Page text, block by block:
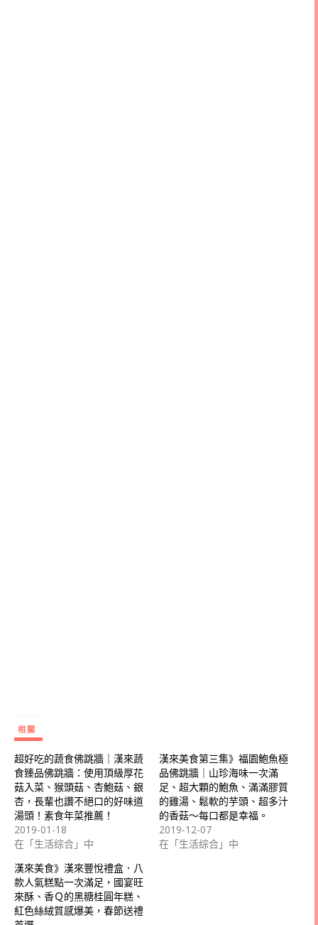
相關
超好吃的蔬食佛跳牆｜漢來蔬
食臻品佛跳牆：使用頂級厚花
菇入菜、猴頭菇、杏鮑菇、銀
杏，長輩也讚不絕口的好味道
湯頭！素食年菜推薦！
2019-01-18
在「生活综合」中
漢來美食第三集》福園鮑魚極
品佛跳牆｜山珍海味一次滿
足、超大顆的鮑魚、滿滿膠質
的雞湯、鬆軟的芋頭、超多汁
的香菇～每口都是幸福。
2019-12-07
在「生活综合」中
漢來美食》漢來豐悅禮盒．八
款人氣糕點一次滿足，國宴旺
來酥、香Ｑ的黑糖桂圓年糕、
紅色絲絨質感爆美，春節送禮